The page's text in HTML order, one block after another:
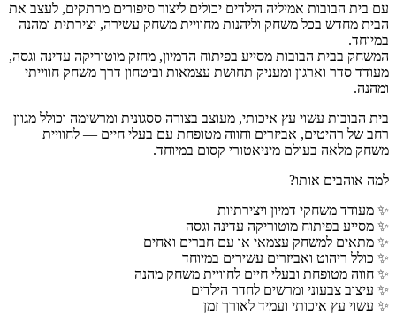
עם בית הבובות אמיליה הילדים יכולים ליצור סיפורים מרתקים, לעצב את
הבית מחדש בכל משחק וליהנות מחוויית משחק עשירה, יצירתית ומהנה
במיוחד.
המשחק בבית הבובות מסייע בפיתוח הדמיון, מחזק מוטוריקה עדינה וגסה,
מעודד סדר וארגון ומעניק תחושת עצמאות וביטחון דרך משחק חווייתי
ומהנה.
בית הבובות עשוי עץ איכותי, מעוצב בצורה ססגונית ומרשימה וכולל מגוון
רחב של רהיטים, אביזרים וחווה מטופחת עם בעלי חיים — לחוויית
משחק מלאה בעולם מיניאטורי קסום במיוחד.
למה אוהבים אותו?
✨ מעודד משחקי דמיון ויצירתיות
✨ מסייע בפיתוח מוטוריקה עדינה וגסה
✨ מתאים למשחק עצמאי או עם חברים ואחים
✨ כולל ריהוט ואביזרים עשירים במיוחד
✨ חווה מטופחת ובעלי חיים לחוויית משחק מהנה
✨ עיצוב צבעוני ומרשים לחדר הילדים
✨ עשוי עץ איכותי ועמיד לאורך זמן